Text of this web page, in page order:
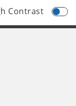
Contrast